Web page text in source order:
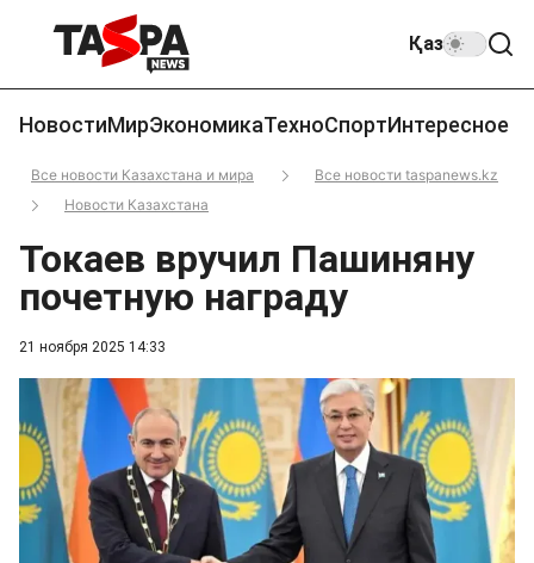
Қаз
НовостиМирЭкономикаТехноСпортИнтересное
Все новости Казахстана и мира
Все новости taspanews.kz
Новости Казахстана
21 ноября 2025 14:33
Токаев вручил Пашиняну
почетную награду